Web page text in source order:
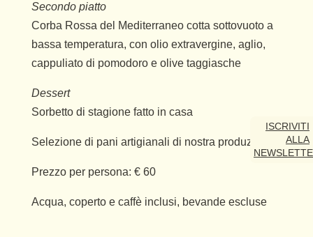
Secondo piatto
Corba Rossa del Mediterraneo cotta sottovuoto a
bassa temperatura, con olio extravergine, aglio,
cappuliato di pomodoro e olive taggiasche
Dessert
Sorbetto di stagione fatto in casa
Selezione di pani artigianali di nostra produzione
Prezzo per persona: € 60
Acqua, coperto e caffè inclusi, bevande escluse
ISCRIVITI
ALLA